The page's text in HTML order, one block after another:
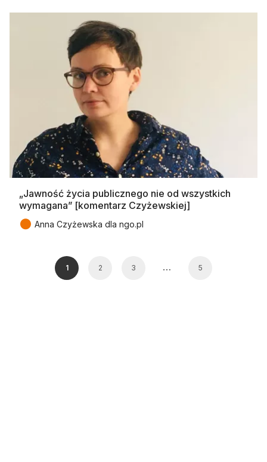
„Jawność życia publicznego nie od wszystkich
wymagana” [komentarz Czyżewskiej]
● Anna Czyżewska dla ngo.pl
1 2 3 … 5